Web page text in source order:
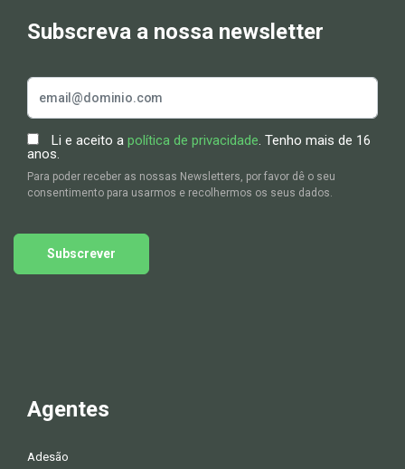
Subscreva a nossa newsletter
Li e aceito a política de privacidade. Tenho mais de 16
anos.
Para poder receber as nossas Newsletters, por favor dê o seu
consentimento para usarmos e recolhermos os seus dados.
Subscrever
Agentes
Adesão